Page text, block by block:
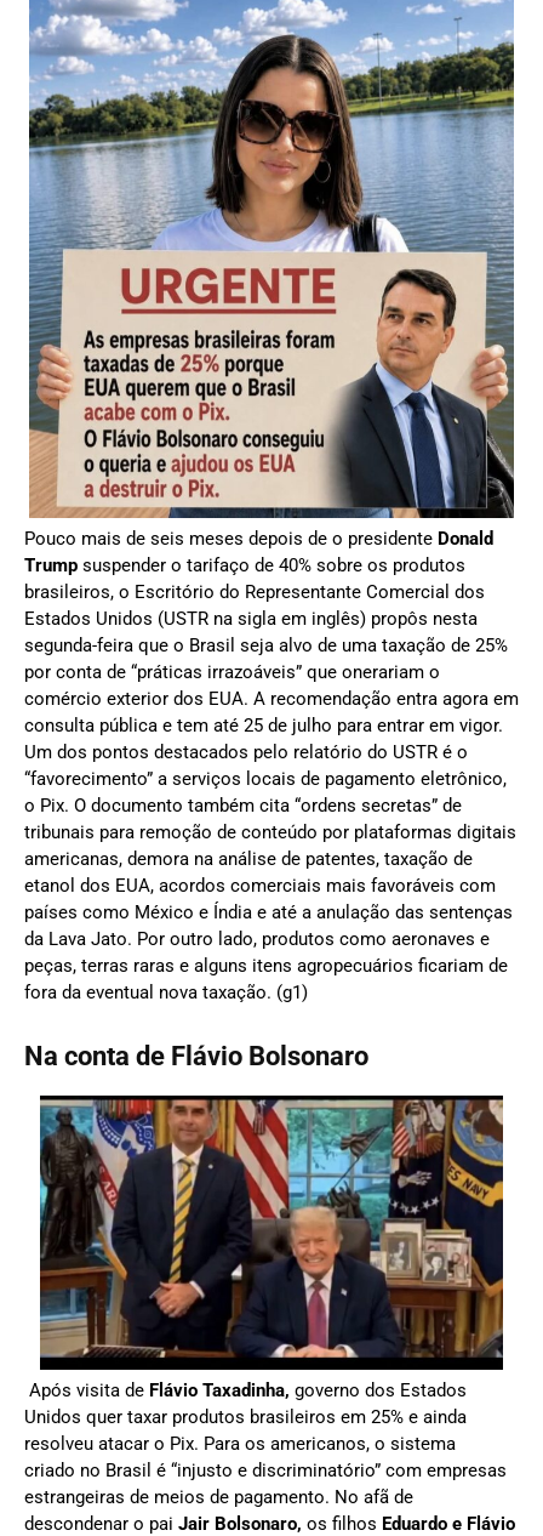
Pouco mais de seis meses depois de o presidente Donald
Trump suspender o tarifaço de 40% sobre os produtos
brasileiros, o Escritório do Representante Comercial dos
Estados Unidos (USTR na sigla em inglês) propôs nesta
segunda-feira que o Brasil seja alvo de uma taxação de 25%
por conta de “práticas irrazoáveis” que onerariam o
comércio exterior dos EUA. A recomendação entra agora em
consulta pública e tem até 25 de julho para entrar em vigor.
Um dos pontos destacados pelo relatório do USTR é o
“favorecimento” a serviços locais de pagamento eletrônico,
o Pix. O documento também cita “ordens secretas” de
tribunais para remoção de conteúdo por plataformas digitais
americanas, demora na análise de patentes, taxação de
etanol dos EUA, acordos comerciais mais favoráveis com
países como México e Índia e até a anulação das sentenças
da Lava Jato. Por outro lado, produtos como aeronaves e
peças, terras raras e alguns itens agropecuários ficariam de
fora da eventual nova taxação. (g1)
Na conta de Flávio Bolsonaro
Após visita de Flávio Taxadinha, governo dos Estados
Unidos quer taxar produtos brasileiros em 25% e ainda
resolveu atacar o Pix. Para os americanos, o sistema
criado no Brasil é “injusto e discriminatório” com empresas
estrangeiras de meios de pagamento. No afã de
descondenar o pai Jair Bolsonaro, os filhos Eduardo e Flávio